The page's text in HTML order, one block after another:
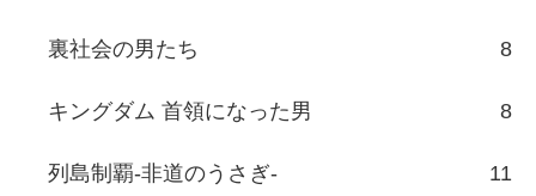
裏社会の男たち 8
キングダム 首領になった男 8
列島制覇-非道のうさぎ- 11